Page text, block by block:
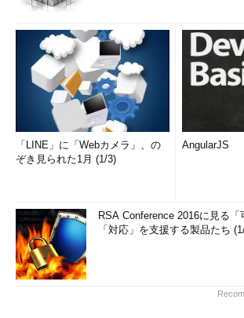
「LINE」に「Webカメラ」、の
ぞき見られた1月 (1/3)
AngularJS
RSA Conference 2016に見る「
「対応」を支援する製品たち